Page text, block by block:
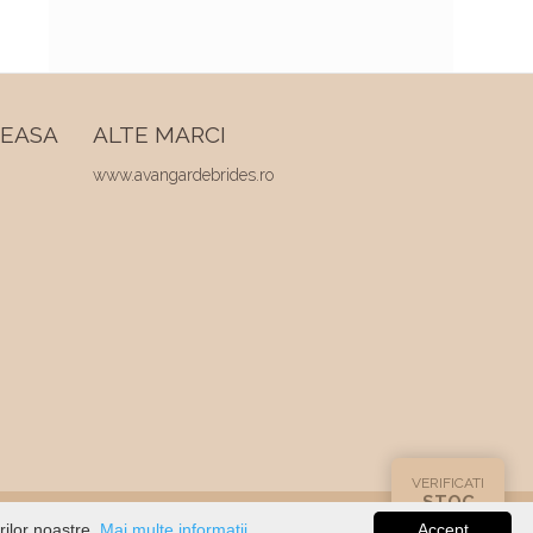
ALTE MARCI
www.avangardebrides.ro
VERIFICATI
STOC